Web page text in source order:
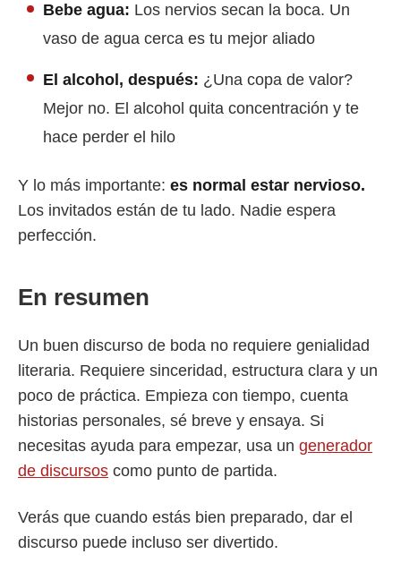
Bebe agua: Los nervios secan la boca. Un
vaso de agua cerca es tu mejor aliado
El alcohol, después: ¿Una copa de valor?
Mejor no. El alcohol quita concentración y te
hace perder el hilo
Y lo más importante: es normal estar nervioso.
Los invitados están de tu lado. Nadie espera
perfección.
En resumen
Un buen discurso de boda no requiere genialidad
literaria. Requiere sinceridad, estructura clara y un
poco de práctica. Empieza con tiempo, cuenta
historias personales, sé breve y ensaya. Si
necesitas ayuda para empezar, usa un generador
de discursos como punto de partida.
Verás que cuando estás bien preparado, dar el
discurso puede incluso ser divertido.